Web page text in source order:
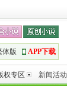
体版 APP下载
权专区 新闻活动